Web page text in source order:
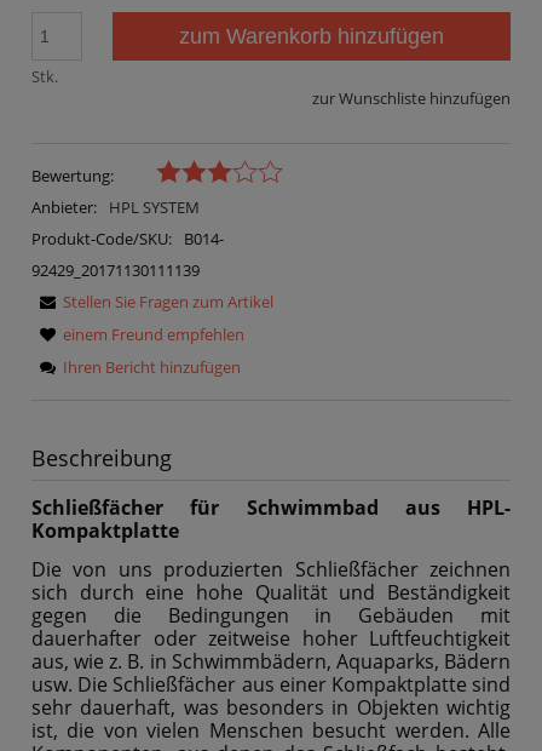
Stk.
zum Warenkorb hinzufügen
zur Wunschliste hinzufügen
Bewertung:
Anbieter:
HPL SYSTEM
Produkt-Code/SKU:
B014-
92429_20171130111139
Stellen Sie Fragen zum Artikel
einem Freund empfehlen
Ihren Bericht hinzufügen
Beschreibung
Schließfächer für Schwimmbad aus HPL-
Kompaktplatte
Die von uns produzierten Schließfächer zeichnen
sich durch eine hohe Qualität und Beständigkeit
gegen die Bedingungen in Gebäuden mit
dauerhafter oder zeitweise hoher Luftfeuchtigkeit
aus, wie z. B. in Schwimmbädern, Aquaparks, Bädern
usw. Die Schließfächer aus einer Kompaktplatte sind
sehr dauerhaft, was besonders in Objekten wichtig
ist, die von vielen Menschen besucht werden. Alle